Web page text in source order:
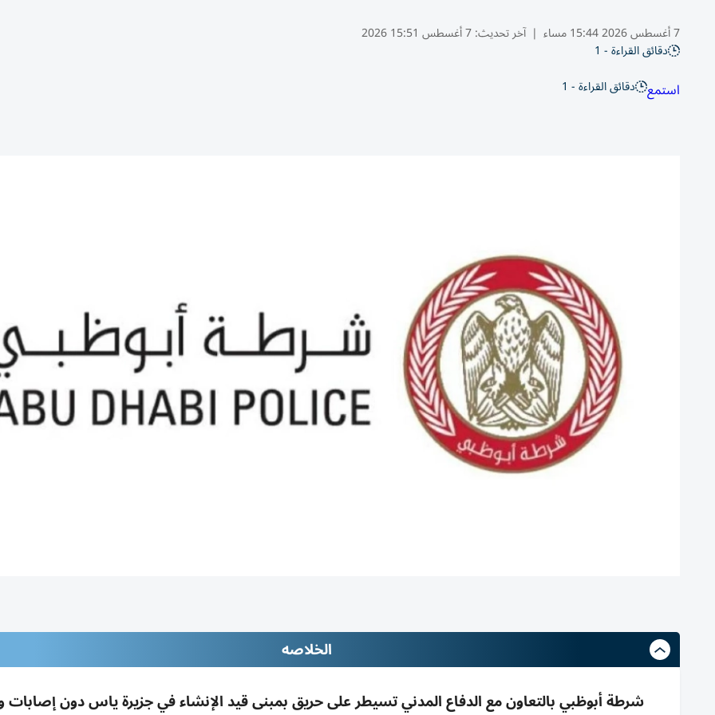
7 أغسطس 2026 15:44 مساء | آخر تحديث:7 أغسطس 15:51 2026
دقائق القراءة - 1
استمع دقائق القراءة - 1
الخلاصه
شرطة أبوظبي بالتعاون مع الدفاع المدني تسيطر على حريق بمبنى قيد الإنشاء في جزيرة ياس دون إصابات